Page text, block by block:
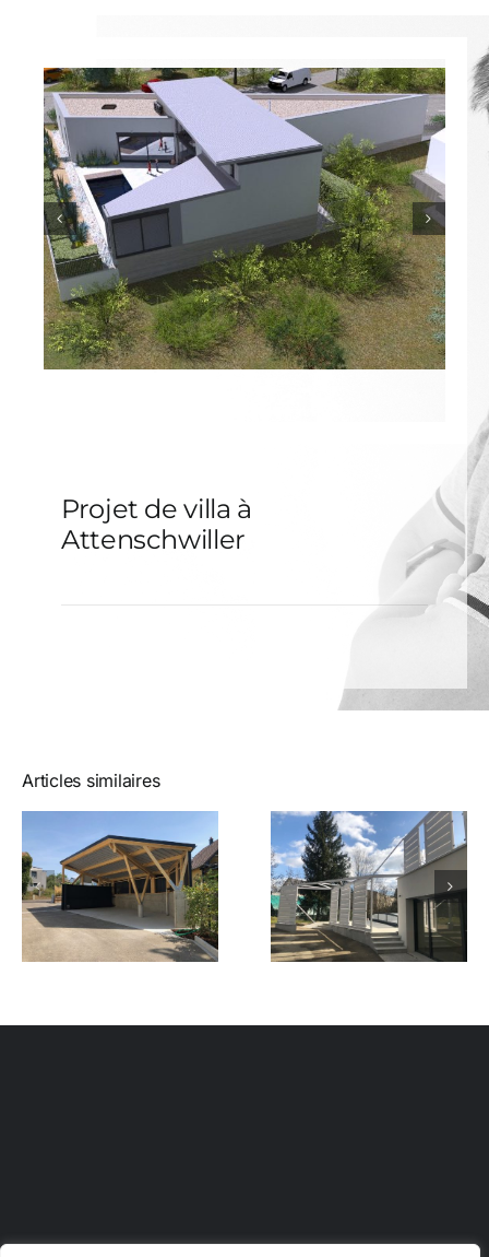
Projet de villa à
Attenschwiller
Articles similaires
Claustra à
Muespach-
le-Haut
Nouveau
projet